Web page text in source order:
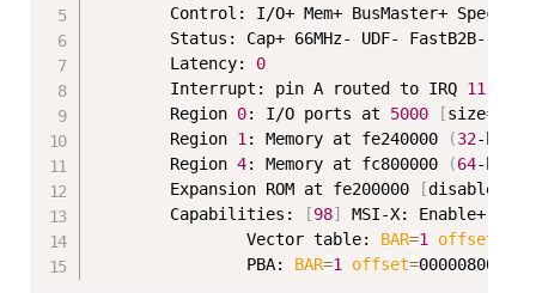
Control: I/O+ Mem+ BusMaster+
Status: Cap+ 66MHz- UDF- FastB2B-
        Latency:
0
        Interrupt: pin A routed to IRQ
11
        Region
0: I/O ports at 5000 [size=
        Region
1 : Memory at fe240000 (32-bit,
        Region
4: Memory at fc800000 (64-bit,
        Expansion ROM at fe200000
[disabled
        Capabilities:
[98] MSI-X: Enable+
                Vector table:
BAR=1 offset
                PBA:
BAR=1 offset=